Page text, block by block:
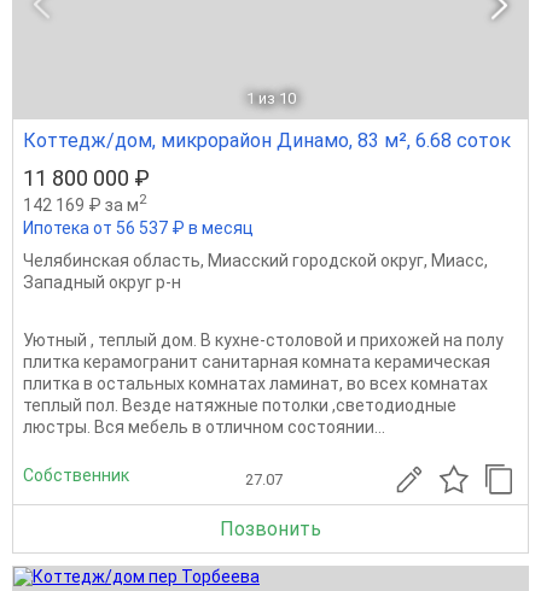
1 из 10
Коттедж/дом, микрорайон Динамо, 83 м², 6.68 соток
11 800 000 ₽
142 169 ₽ за м2
Ипотека от 56 537 ₽ в месяц
Челябинская область, Миасский городской округ, Миасс,
Западный округ р-н
Уютный , теплый дом. В кухне-столовой и прихожей на полу
плитка керамогранит санитарная комната керамическая
плитка в остальных комнатах ламинат, во всех комнатах
теплый пол. Везде натяжные потолки ,светодиодные
люстры. Вся мебель в отличном состоянии...
Собственник 27.07
Позвонить